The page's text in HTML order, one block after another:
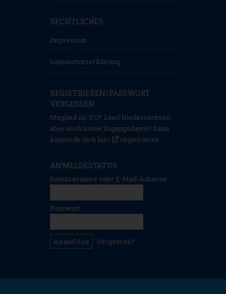
RECHTLICHES
Impressum
Datenschutzerklärung
REGISTRIEREN/PASSWORT
VERGESSEN
Mitglied im VCP Land Niedersachsen,
aber noch keine Zugangsdaten? Dann
kannst du dich hier
registrieren.
ANMELDESTATUS
Benutzername oder E-Mail-Adresse
Passwort
Vergessen?